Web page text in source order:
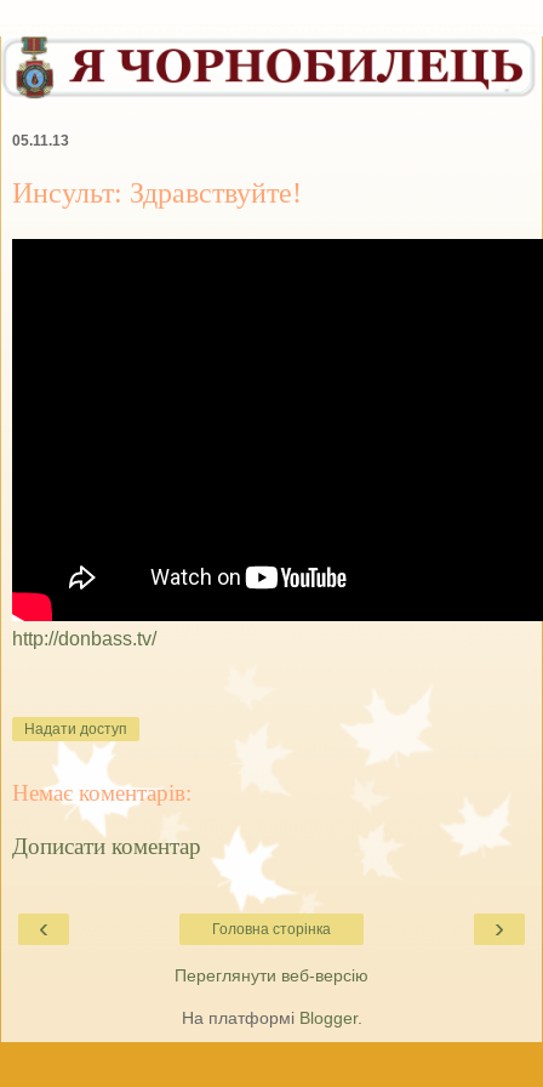
05.11.13
Инсульт: Здравствуйте!
http://donbass.tv/
Надати доступ
Немає коментарів:
Дописати коментар
‹ ›
Головна сторінка
Переглянути веб-версію
На платформі Blogger.